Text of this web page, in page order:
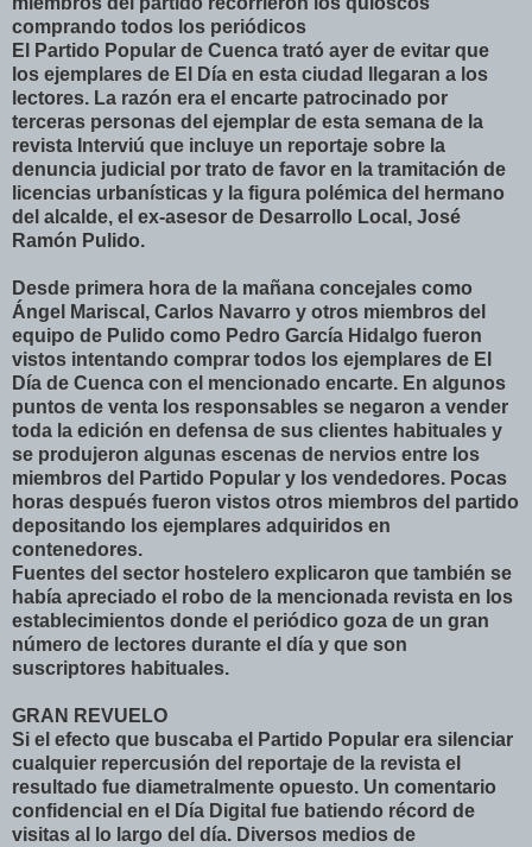
comprando todos los periódicos
El Partido Popular de Cuenca trató ayer de evitar que
los ejemplares de El Día en esta ciudad llegaran a los
lectores. La razón era el encarte patrocinado por
terceras personas del ejemplar de esta semana de la
revista Interviú que incluye un reportaje sobre la
denuncia judicial por trato de favor en la tramitación de
licencias urbanísticas y la figura polémica del hermano
del alcalde, el ex-asesor de Desarrollo Local, José
Ramón Pulido.
Desde primera hora de la mañana concejales como
Ángel Mariscal, Carlos Navarro y otros miembros del
equipo de Pulido como Pedro García Hidalgo fueron
vistos intentando comprar todos los ejemplares de El
Día de Cuenca con el mencionado encarte. En algunos
puntos de venta los responsables se negaron a vender
toda la edición en defensa de sus clientes habituales y
se produjeron algunas escenas de nervios entre los
miembros del Partido Popular y los vendedores. Pocas
horas después fueron vistos otros miembros del partido
depositando los ejemplares adquiridos en
contenedores.
Fuentes del sector hostelero explicaron que también se
había apreciado el robo de la mencionada revista en los
establecimientos donde el periódico goza de un gran
número de lectores durante el día y que son
suscriptores habituales.
GRAN REVUELO
Si el efecto que buscaba el Partido Popular era silenciar
cualquier repercusión del reportaje de la revista el
resultado fue diametralmente opuesto. Un comentario
confidencial en el Día Digital fue batiendo récord de
visitas al lo largo del día. Diversos medios de